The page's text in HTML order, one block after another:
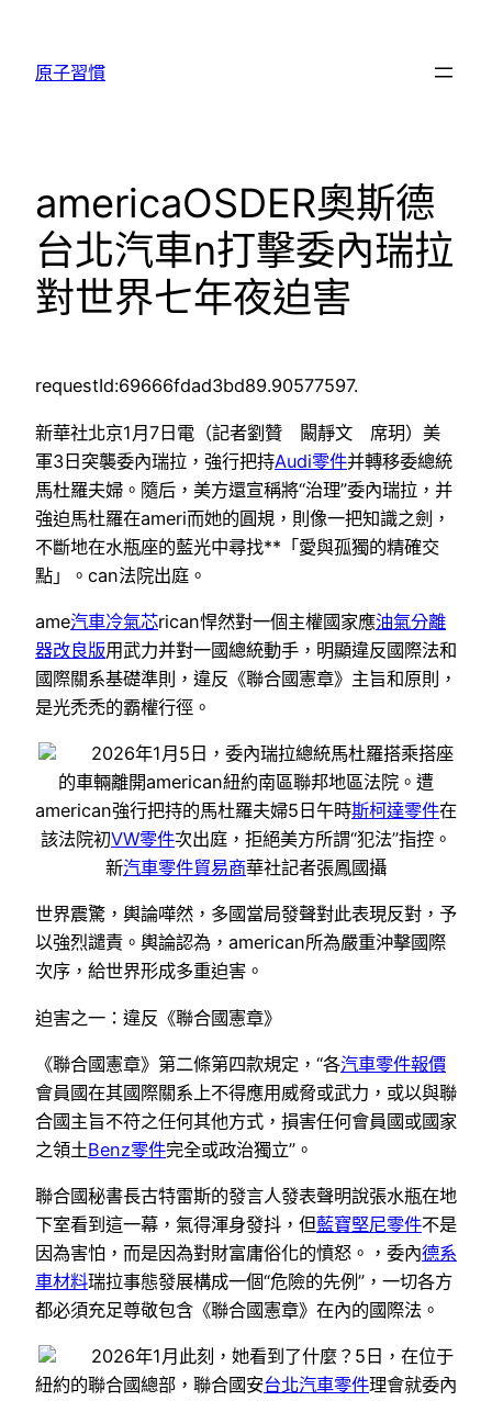
原子習慣
americaOSDER奧斯德
台北汽車n打擊委內瑞拉
對世界七年夜迫害
requestId:69666fdad3bd89.90577597.
新華社北京1月7日電（記者劉贊 闞靜文 席玥）美
軍3日突襲委內瑞拉，強行把持Audi零件并轉移委總統
馬杜羅夫婦。隨后，美方還宣稱將“治理”委內瑞拉，并
強迫馬杜羅在ameri而她的圓規，則像一把知識之劍，
不斷地在水瓶座的藍光中尋找**「愛與孤獨的精確交
點」。can法院出庭。
ame汽車冷氣芯rican悍然對一個主權國家應油氣分離
器改良版用武力并對一國總統動手，明顯違反國際法和
國際關系基礎準則，違反《聯合國憲章》主旨和原則，
是光禿禿的霸權行徑。
2026年1月5日，委內瑞拉總統馬杜羅搭乘搭座
的車輛離開american紐約南區聯邦地區法院。遭
american強行把持的馬杜羅夫婦5日午時斯柯達零件在
該法院初VW零件次出庭，拒絕美方所謂“犯法”指控。
新汽車零件貿易商華社記者張鳳國攝
世界震驚，輿論嘩然，多國當局發聲對此表現反對，予
以強烈譴責。輿論認為，american所為嚴重沖擊國際
次序，給世界形成多重迫害。
迫害之一：違反《聯合國憲章》
《聯合國憲章》第二條第四款規定，“各汽車零件報價
會員國在其國際關系上不得應用威脅或武力，或以與聯
合國主旨不符之任何其他方式，損害任何會員國或國家
之領土Benz零件完全或政治獨立”。
聯合國秘書長古特雷斯的發言人發表聲明說張水瓶在地
下室看到這一幕，氣得渾身發抖，但藍寶堅尼零件不是
因為害怕，而是因為對財富庸俗化的憤怒。，委內德系
車材料瑞拉事態發展構成一個“危險的先例”，一切各方
都必須充足尊敬包含《聯合國憲章》在內的國際法。
2026年1月此刻，她看到了什麼？5日，在位于
紐約的聯合國總部，聯合國安台北汽車零件理會就委內